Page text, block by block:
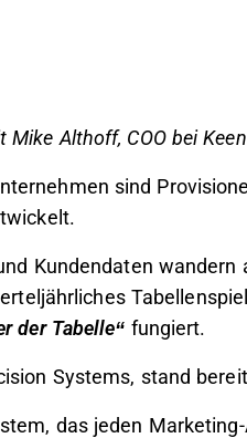
Althoff, COO bei
sind
Kundendaten
der Tabelle“ fungiert.
Systems, stand
das jeden